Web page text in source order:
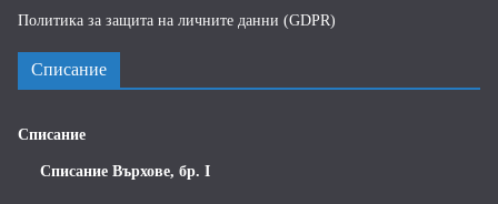
Политика за защита на личните данни (GDPR)
Списание
Списание
Списание Върхове, бр. I